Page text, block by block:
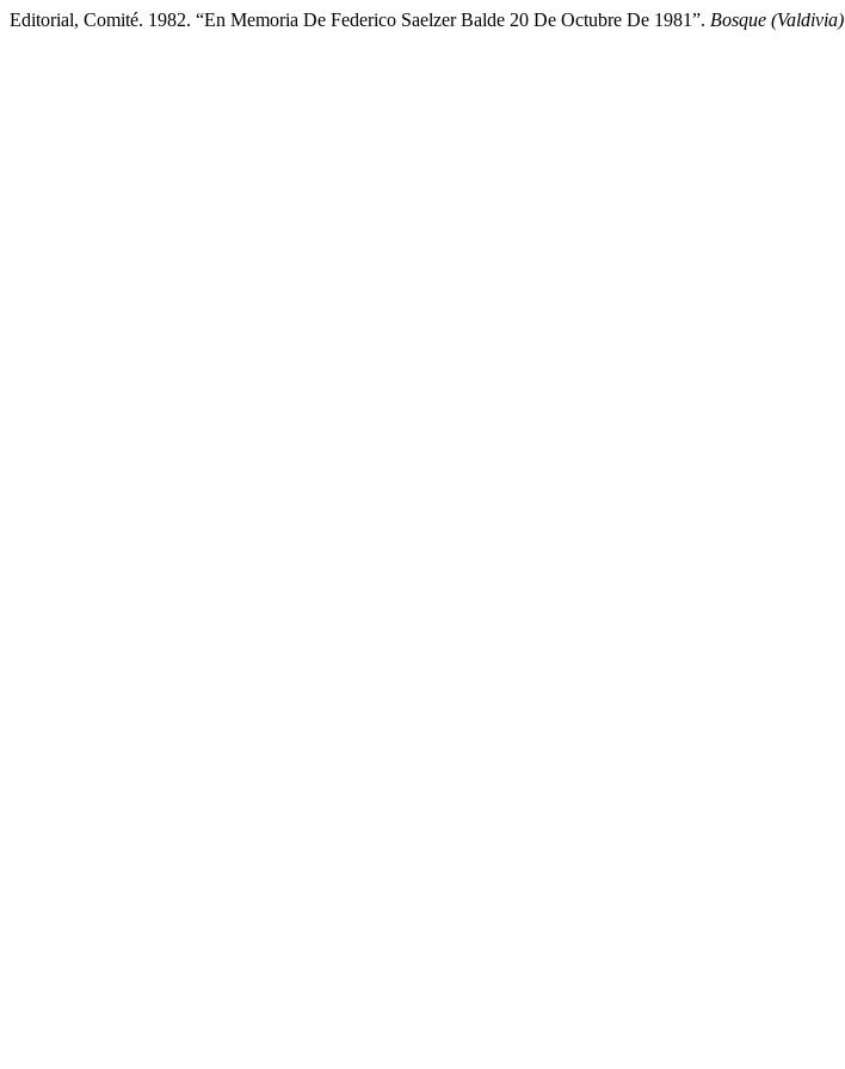
Editorial, Comité. 1982. “En Memoria De Federico Saelzer Balde 20 De Octubre De 1981”. Bosque (Valdivia)